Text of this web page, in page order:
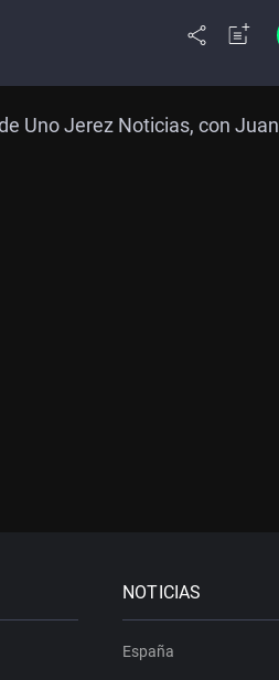
Uno Jerez Noticias, con Juan
NOTICIAS
España